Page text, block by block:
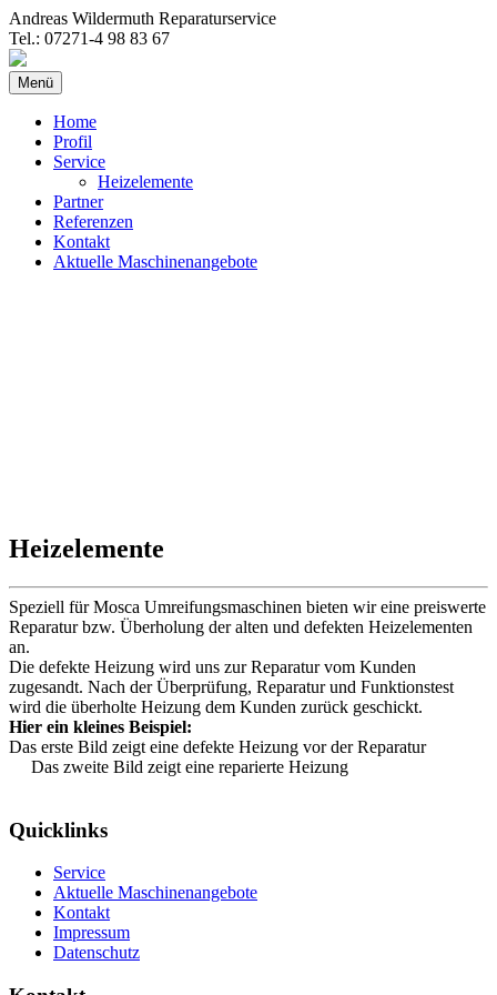
Andreas Wildermuth Reparaturservice
Tel.: 07271-4 98 83 67
Menü Springe
zum
Inhalt
Home
Profil
Service
Heizelemente
Partner
Referenzen
Kontakt
Aktuelle Maschinenangebote
Heizelemente
Speziell für Mosca Umreifungsmaschinen bieten wir eine preiswerte
Reparatur bzw. Überholung der alten und defekten Heizelementen
an.
Die defekte Heizung wird uns zur Reparatur vom Kunden
zugesandt. Nach der Überprüfung, Reparatur und Funktionstest
wird die überholte Heizung dem Kunden zurück geschickt.
Hier ein kleines Beispiel:
Das erste Bild zeigt eine defekte Heizung vor der Reparatur
Das zweite Bild zeigt eine reparierte Heizung
Quicklinks
Service
Aktuelle Maschinenangebote
Kontakt
Impressum
Datenschutz